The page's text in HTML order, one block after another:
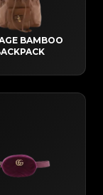
BAMBOO